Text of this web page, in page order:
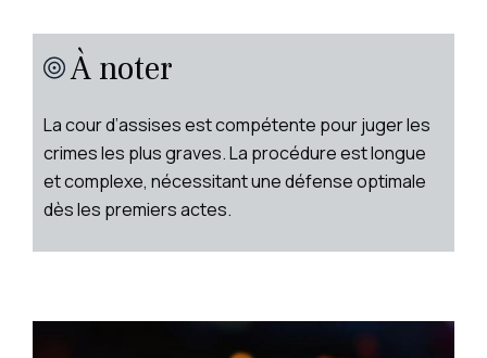
À noter
La cour d’assises est compétente pour juger les
crimes les plus graves. La procédure est longue
et complexe, nécessitant une défense optimale
dès les premiers actes.